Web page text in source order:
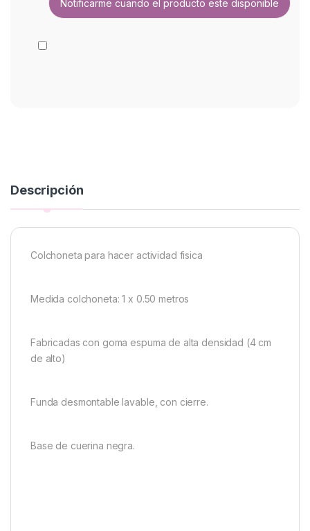
Descripción
Colchoneta para hacer actividad fisica
Medida colchoneta: 1 x 0.50 metros
Fabricadas con goma espuma de alta densidad (4 cm
de alto)
Funda desmontable lavable, con cierre.
Base de cuerina negra.